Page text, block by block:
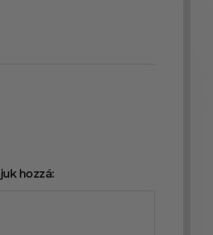
hozzá: